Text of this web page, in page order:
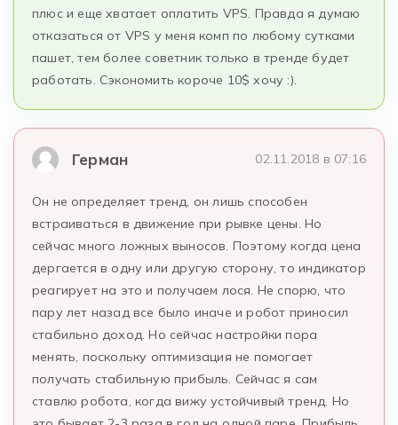
плюс и еще хватает оплатить VPS. Правда я думаю
отказаться от VPS у меня комп по любому сутками
пашет, тем более советник только в тренде будет
работать. Сэкономить короче 10$ хочу :).
Герман 02.11.2018 в 07:16
Он не определяет тренд, он лишь способен
встраиваться в движение при рывке цены. Но
сейчас много ложных выносов. Поэтому когда цена
дергается в одну или другую сторону, то индикатор
реагирует на это и получаем лося. Не спорю, что
пару лет назад все было иначе и робот приносил
стабильно доход. Но сейчас настройки пора
менять, поскольку оптимизация не помогает
получать стабильную прибыль. Сейчас я сам
ставлю робота, когда вижу устойчивый тренд. Но